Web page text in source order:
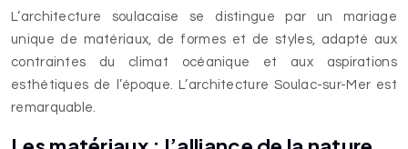
L’architecture soulacaise se distingue par un mariage
unique de matériaux, de formes et de styles, adapté aux
contraintes du climat océanique et aux aspirations
esthétiques de l’époque. L’architecture Soulac-sur-Mer est
remarquable.